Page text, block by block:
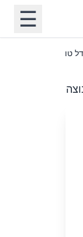
☰
טורו פנמה | מוצילר